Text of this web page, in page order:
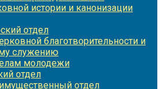
истории и канонизации
отдел
благотворительности и
служению
молодежи
отдел
отдел